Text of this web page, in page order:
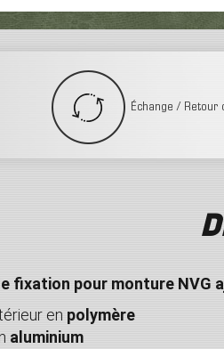
Échange / Retour
fixation pour monture NVG
en polymère
aluminium